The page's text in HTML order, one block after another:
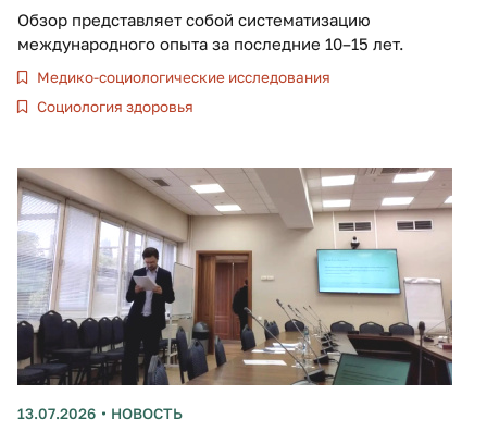
Обзор представляет собой систематизацию
международного опыта за последние 10–15 лет.
Медико-социологические исследования
Социология здоровья
13.07.2026 НОВОСТЬ